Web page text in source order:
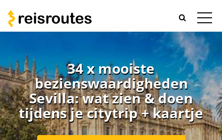
34 x mooiste
bezienswaardigheden
Sevilla: wat zien & doen
tijdens je citytrip + kaartje